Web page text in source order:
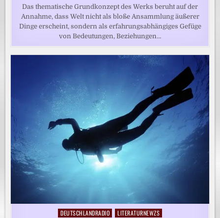
Das thematische Grundkonzept des Werks beruht auf der
Annahme, dass Welt nicht als bloße Ansammlung äußerer
Dinge erscheint, sondern als erfahrungsabhängiges Gefüge
von Bedeutungen, Beziehungen…
Posted
DEUTSCHLANDRADIO LITERATURNEWZS